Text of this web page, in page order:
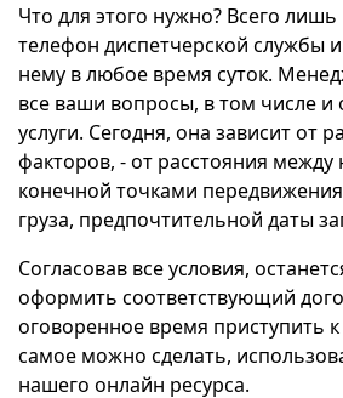
Что для этого нужно? Всего
телефон диспетчерской службы
нему в любое время суток.
все ваши вопросы, в том числе и
услуги. Сегодня, она зависит от
факторов, - от расстояния между
конечной точками
груза, предпочтительной даты
Согласовав все условия,
оформить соответствующий
оговоренное время приступить
самое можно сделать,
нашего онлайн ресурса.